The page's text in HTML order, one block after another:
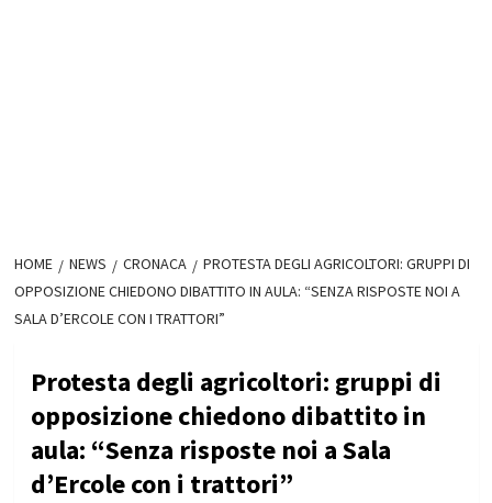
HOME NEWS CRONACA
PROTESTA DEGLI AGRICOLTORI: GRUPPI DI
OPPOSIZIONE CHIEDONO DIBATTITO IN AULA: “SENZA RISPOSTE NOI A
SALA D’ERCOLE CON I TRATTORI”
Protesta degli agricoltori: gruppi di
opposizione chiedono dibattito in
aula: “Senza risposte noi a Sala
d’Ercole con i trattori”